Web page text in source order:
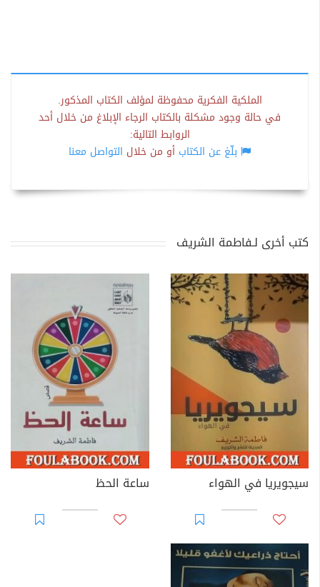
الملكية الفكرية محفوظة لمؤلف الكتاب المذكور.
في حالة وجود مشكلة بالكتاب الرجاء الإبلاغ من خلال أحد
الروابط التالية:
بلّغ عن الكتاب أو من خلال التواصل معنا
كتب أخرى لـفاطمة الشريف
سيجويريا في الهواء ساعة الحظ